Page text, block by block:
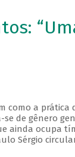
como a prática
se de gênero
ainda ocupa
Sérgio